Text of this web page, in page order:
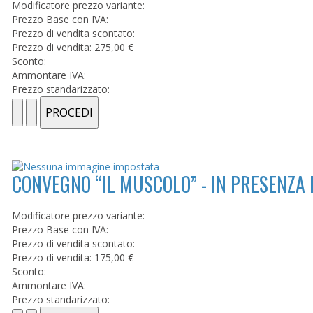
Modificatore prezzo variante:
Prezzo Base con IVA:
Prezzo di vendita scontato:
Prezzo di vendita: 275,00 €
Sconto:
Ammontare IVA:
Prezzo standarizzato:
CONVEGNO “IL MUSCOLO” - IN
Modificatore prezzo variante:
Prezzo Base con IVA:
Prezzo di vendita scontato:
Prezzo di vendita: 175,00 €
Sconto:
Ammontare IVA:
Prezzo standarizzato: